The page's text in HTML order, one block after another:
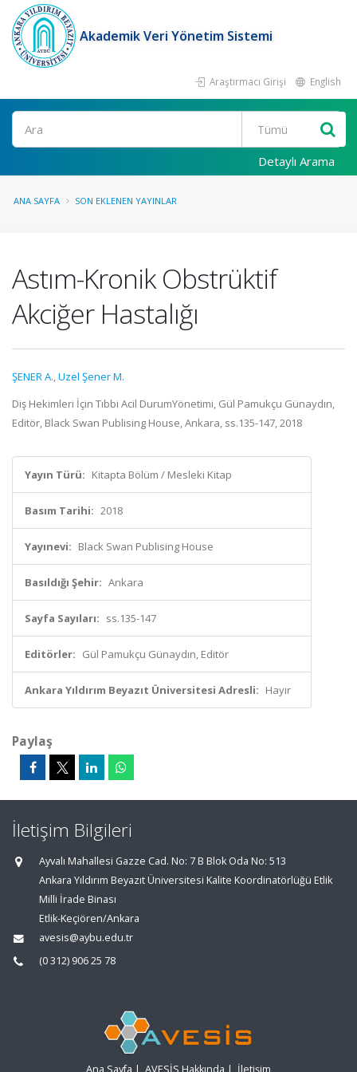
Akademik Veri Yönetim Sistemi
Araştırmacı Girişi English
Ara
Detaylı Arama
ANA SAYFA SON EKLENEN YAYINLAR
Astım-Kronik Obstrüktif
Akciğer Hastalığı
ŞENER A.,Uzel Şener M.
Diş Hekimleri İçin Tıbbi Acil DurumYönetimi, Gül Pamukçu Günaydın,
Editör, Black Swan Publising House, Ankara, ss.135-147, 2018
Yayın Türü: Kitapta Bölüm / Mesleki Kitap
Basım Tarihi: 2018
Yayınevi: Black Swan Publising House
Basıldığı Şehir: Ankara
Sayfa Sayıları: ss.135-147
Editörler: Gül Pamukçu Günaydın, Editör
Ankara Yıldırım Beyazıt Üniversitesi Adresli: Hayır
Paylaş
İletişim Bilgileri
Ayvalı Mahallesi Gazze Cad. No: 7 B Blok Oda No: 513
Ankara Yıldırım Beyazıt Üniversitesi Kalite Koordinatörlüğü Etlik
Milli İrade Binası
Etlik-Keçiören/Ankara
avesis@aybu.edu.tr
(0 312) 906 25 78
Ana Sayfa | AVESİS Hakkında | İletişim